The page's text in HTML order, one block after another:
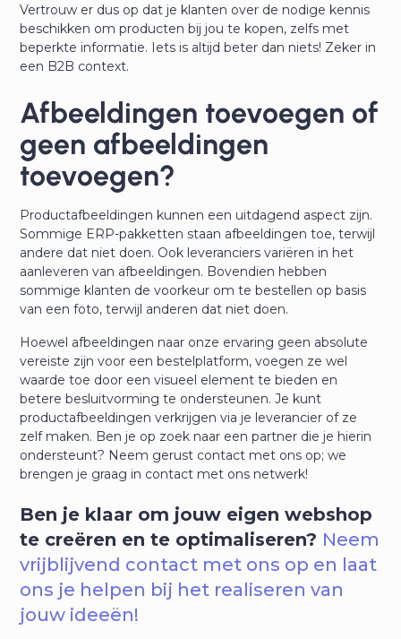
Vertrouw er dus op dat je klanten over de nodige kennis
beschikken om producten bij jou te kopen, zelfs met
beperkte informatie. Iets is altijd beter dan niets! Zeker in
een B2B context.
Afbeeldingen toevoegen of
geen afbeeldingen
toevoegen?
Productafbeeldingen kunnen een uitdagend aspect zijn.
Sommige ERP-pakketten staan afbeeldingen toe, terwijl
andere dat niet doen. Ook leveranciers variëren in het
aanleveren van afbeeldingen. Bovendien hebben
sommige klanten de voorkeur om te bestellen op basis
van een foto, terwijl anderen dat niet doen.
Hoewel afbeeldingen naar onze ervaring geen absolute
vereiste zijn voor een bestelplatform, voegen ze wel
waarde toe door een visueel element te bieden en
betere besluitvorming te ondersteunen. Je kunt
productafbeeldingen verkrijgen via je leverancier of ze
zelf maken. Ben je op zoek naar een partner die je hierin
ondersteunt? Neem gerust contact met ons op; we
brengen je graag in contact met ons netwerk!
Ben je klaar om jouw eigen webshop
te creëren en te optimaliseren? Neem
vrijblijvend contact met ons op en laat
ons je helpen bij het realiseren van
jouw ideeën!